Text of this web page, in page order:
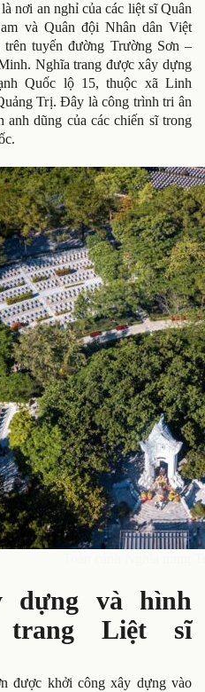
nơi an nghỉ của các liệt sĩ Quân
và Quân đội Nhân dân Việt
tuyến đường Trường Sơn –
Nghĩa trang được xây dựng
Quốc lộ 15, thuộc xã Linh
Trị. Đây là công trình tri ân
dũng của các chiến sĩ trong
dựng và hình
trang Liệt sĩ
được khởi công xây dựng vào